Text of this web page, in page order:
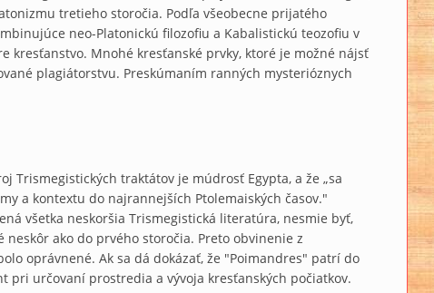
tretieho storočia. Podľa všeobecne prijatého
neo-Platonickú filozofiu a Kabalistickú teozofiu v
kresťanstvo. Mnohé kresťanské prvky, ktoré je možné nájsť
plagiátorstvu. Preskúmaním ranných mysterióznych
Trismegistických traktátov je múdrosť Egypta, a že „sa
a kontextu do najrannejších Ptolemaiských časov."
všetka neskoršia Trismegistická literatúra, nesmie byť,
ako do prvého storočia. Preto obvinenie z
oprávnené. Ak sa dá dokázať, že "Poimandres" patrí do
pri určovaní prostredia a vývoja kresťanských počiatkov.